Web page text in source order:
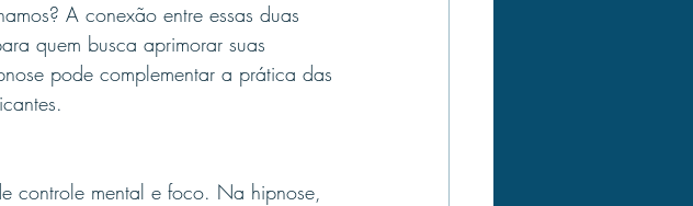
A conexão entre essas duas
quem busca aprimorar suas
pode complementar a prática das
controle mental e foco. Na hipnose,